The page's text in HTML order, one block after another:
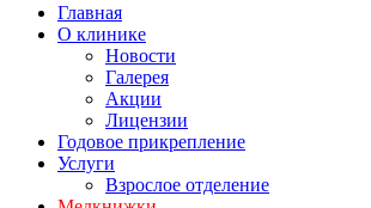
Главная
О клинике
Новости
Галерея
Акции
Лицензии
Годовое прикрепление
Услуги
Взрослое отделение